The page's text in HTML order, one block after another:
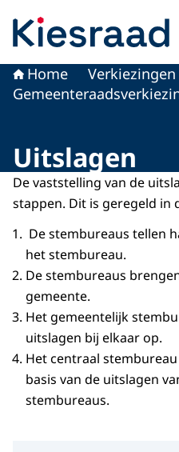
Home
Verkiezingen
Uitslagen
De vaststelling van de
stappen. Dit is geregeld in
De stembureaus tellen
het stembureau.
De stembureaus
gemeente.
Het gemeentelijk
uitslagen bij elkaar op.
Het centraal
basis van de uitslagen
stembureaus.